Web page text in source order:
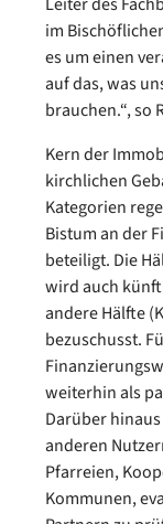
Leiter des
im
es um einen
auf das, was
brauchen.“, so
Kern der
kirchlichen
Kategorien
Bistum an der
beteiligt. Die
wird auch
andere Hälfte
bezuschusst.
weiterhin als
Darüber
anderen
Pfarreien,
Kommunen,